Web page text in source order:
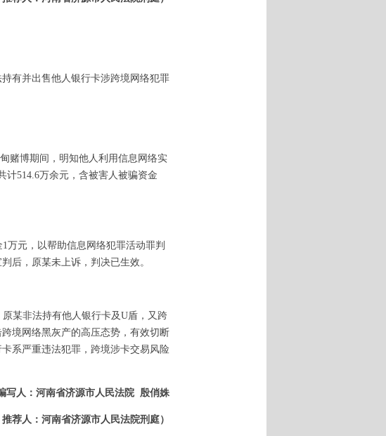
有并出售他人银行卡涉跨境网络犯罪
赌博期间，明知他人利用信息网络实
计514.6万余元，含被害人被骗资金
1万元，以帮助信息网络犯罪活动罪判
判后 ，原某未上诉，判决已生效。
某非法持有他人银行卡及U盾，又跨
境网络黑灰产的高压态势，有效切断
系严重违法犯罪，跨境涉卡交易风险
写人：河南省济源市人民法院 殷俏姝
推荐人：河南省济源市人民法院刑庭）